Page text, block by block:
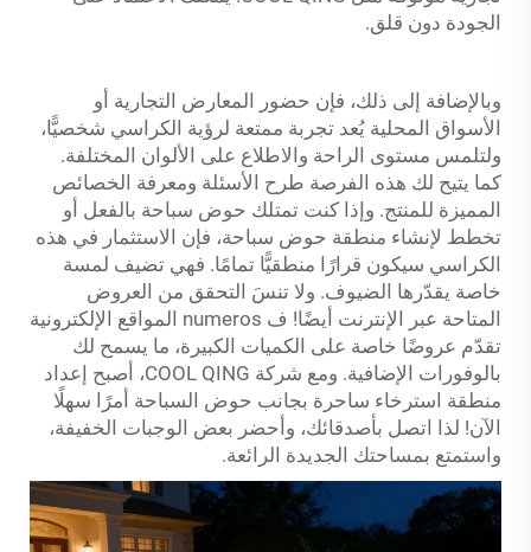
الجودة دون قلق.
وبالإضافة إلى ذلك، فإن حضور المعارض التجارية أو
الأسواق المحلية يُعد تجربة ممتعة لرؤية الكراسي شخصيًّا،
ولتلمس مستوى الراحة والاطلاع على الألوان المختلفة.
كما يتيح لك هذه الفرصة طرح الأسئلة ومعرفة الخصائص
المميزة للمنتج. وإذا كنت تمتلك حوض سباحة بالفعل أو
تخطط لإنشاء منطقة حوض سباحة، فإن الاستثمار في هذه
الكراسي سيكون قرارًا منطقيًّا تمامًا. فهي تضيف لمسة
خاصة يقدّرها الضيوف. ولا تنسَ التحقق من العروض
المتاحة عبر الإنترنت أيضًا! ف numeros المواقع الإلكترونية
تقدّم عروضًا خاصة على الكميات الكبيرة، ما يسمح لك
بالوفورات الإضافية. ومع شركة COOL QING، أصبح إعداد
منطقة استرخاء ساحرة بجانب حوض السباحة أمرًا سهلًا
الآن! لذا اتصل بأصدقائك، وأحضر بعض الوجبات الخفيفة،
واستمتع بمساحتك الجديدة الرائعة.